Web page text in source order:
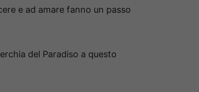
e ad amare fanno un passo
del Paradiso a questo